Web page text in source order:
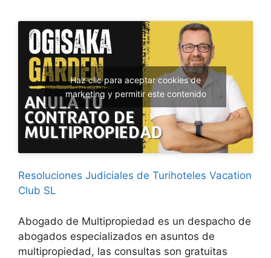
Haz clic para aceptar cookies de
marketing y permitir este contenido
Resoluciones Judiciales de Turihoteles Vacation
Club SL
Abogado de Multipropiedad es un despacho de
abogados especializados en asuntos de
multipropiedad, las consultas son gratuitas